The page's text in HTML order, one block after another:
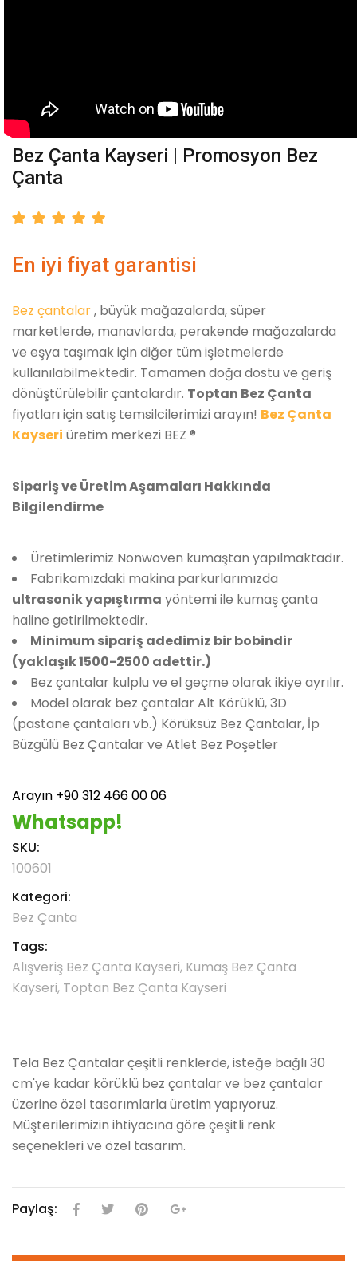
Bez Çanta Kayseri | Promosyon Bez
Çanta
En iyi fiyat garantisi
Bez çantalar, büyük mağazalarda, süper
marketlerde, manavlarda, perakende mağazalarda
ve eşya taşımak için diğer tüm işletmelerde
kullanılabilmektedir. Tamamen doğa dostu ve geriş
dönüştürülebilir çantalardır. Toptan Bez Çanta
fiyatları için satış temsilcilerimizi arayın! Bez Çanta
Kayseri üretim merkezi BEZ ®
Sipariş ve Üretim Aşamaları Hakkında
Bilgilendirme
Üretimlerimiz Nonwoven kumaştan yapılmaktadır.
Fabrikamızdaki makina parkurlarımızda
ultrasonik yapıştırma yöntemi ile kumaş çanta
haline getirilmektedir.
Minimum sipariş adedimiz bir bobindir
(yaklaşık 1500-2500 adettir.)
Bez çantalar kulplu ve el geçme olarak ikiye ayrılır.
Model olarak bez çantalar Alt Körüklü, 3D
(pastane çantaları vb.) Körüksüz Bez Çantalar, İp
Büzgülü Bez Çantalar ve Atlet Bez Poşetler
Arayın +90 312 466 00 06
Whatsapp!
SKU:
100601
Kategori:
Bez Çanta
Tags:
Alışveriş Bez Çanta Kayseri, Kumaş Bez Çanta
Kayseri, Toptan Bez Çanta Kayseri
Tela Bez Çantalar çeşitli renklerde, isteğe bağlı 30
cm'ye kadar körüklü bez çantalar ve bez çantalar
üzerine özel tasarımlarla üretim yapıyoruz.
Müşterilerimizin ihtiyacına göre çeşitli renk
seçenekleri ve özel tasarım.
Paylaş: facebooktwitterpinterestgoogle plus